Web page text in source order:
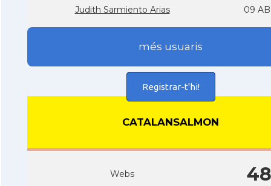
Judith Sarmiento Arias 09
més usuaris
Registrar-t'hi!
CATALANSALMON
Webs